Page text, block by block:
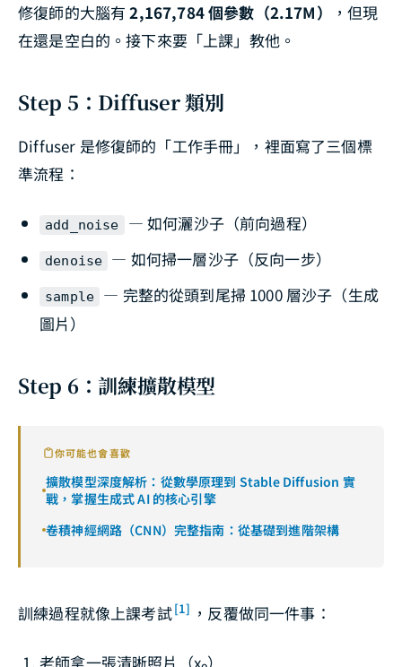
修復師的大腦有2,167,784 個參數（2.17M）
，但現
在還是空白的。接下來要「上課」教他。
Step 5：Diffuser 類別
Diffuser 是修復師的「工作手冊」，裡面寫了三個標
準流程：
add_noise — 如何灑沙子（前向過程）
denoise — 如何掃一層沙子（反向一步）
sample
— 完整的從頭到尾掃 1000 層沙子（生成
圖片）
Step 6：訓練擴散模型
你可能也會喜歡
擴散模型深度解析：從數學原理到 Stable Diffusion 實
戰，掌握生成式 AI 的核心引擎
卷積神經網路（CNN）完整指南：從基礎到進階架構
訓練過程就像上課考試[1] ，反覆做同一件事：
老師拿一張清晰照片（x₀）